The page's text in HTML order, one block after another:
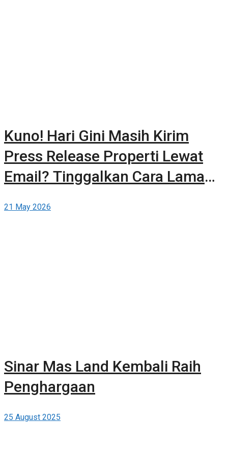
Kuno! Hari Gini Masih Kirim
Press Release Properti Lewat
Email? Tinggalkan Cara Lama
Gratis di Berita-Properti.com
21 May 2026
Sinar Mas Land Kembali Raih
Penghargaan
25 August 2025